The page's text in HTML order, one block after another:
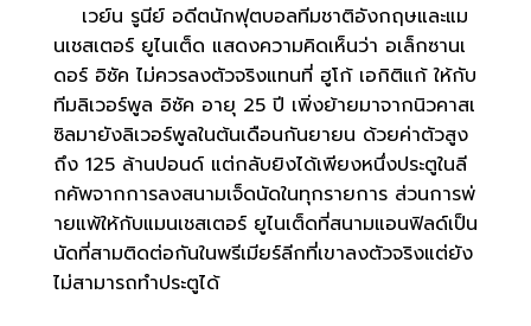
เวย์น รูนีย์ อดีตนักฟุตบอลทีมชาติอังกฤษและแม
นเชสเตอร์ ยูไนเต็ด แสดงความคิดเห็นว่า อเล็กซานเ
ดอร์ อิซัค ไม่ควรลงตัวจริงแทนที่ ฮูโก้ เอกิติแก้ ให้กับ
ทีมลิเวอร์พูล อิซัค อายุ 25 ปี เพิ่งย้ายมาจากนิวคาสเ
ซิลมายังลิเวอร์พูลในต้นเดือนกันยายน ด้วยค่าตัวสูง
ถึง 125 ล้านปอนด์ แต่กลับยิงได้เพียงหนึ่งประตูในลี
กคัพจากการลงสนามเจ็ดนัดในทุกรายการ ส่วนการพ่
ายแพ้ให้กับแมนเชสเตอร์ ยูไนเต็ดที่สนามแอนฟิลด์เป็น
นัดที่สามติดต่อกันในพรีเมียร์ลีกที่เขาลงตัวจริงแต่ยัง
ไม่สามารถทำประตูได้